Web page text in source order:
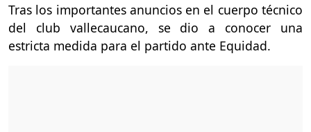
Tras los importantes anuncios en el cuerpo técnico
del club vallecaucano, se dio a conocer una
estricta medida para el partido ante Equidad.